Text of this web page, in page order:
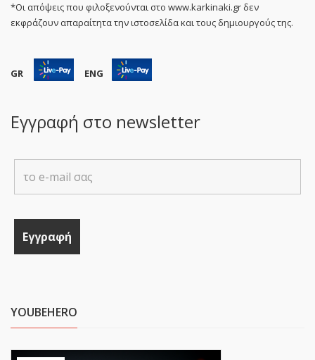
*Οι απόψεις που φιλοξενούνται στο www.karkinaki.gr δεν
εκφράζουν απαραίτητα την ιστοσελίδα και τους δημιουργούς της.
GR ENG
Εγγραφή στο newsletter
YOUBEHERO